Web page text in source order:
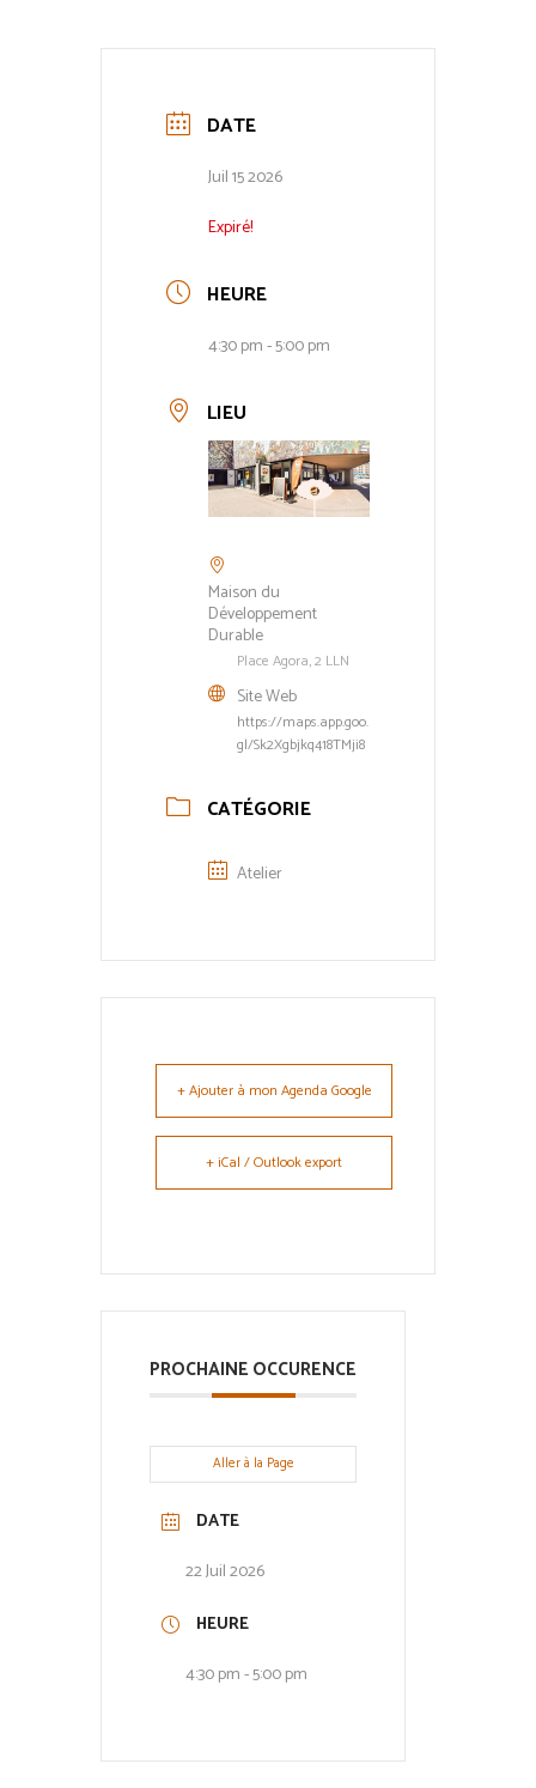
DATE
Juil 15 2026
Expiré!
HEURE
4:30 pm - 5:00 pm
LIEU
Maison du
Développement
Durable
Place Agora, 2 LLN
Site Web
https://maps.app.goo.
gl/Sk2Xgbjkq418TMji8
CATÉGORIE
Atelier
+ Ajouter à mon Agenda Google
+ iCal / Outlook export
PROCHAINE OCCURENCE
Aller à la Page
DATE
22 Juil 2026
HEURE
4:30 pm - 5:00 pm